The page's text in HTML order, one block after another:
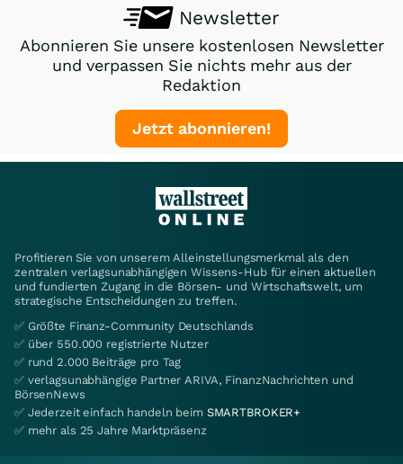
Newsletter
Abonnieren Sie unsere kostenlosen Newsletter
und verpassen Sie nichts mehr aus der
Redaktion
Jetzt abonnieren!
Profitieren Sie von unserem Alleinstellungsmerkmal als den
zentralen verlagsunabhängigen Wissens-Hub für einen aktuellen
und fundierten Zugang in die Börsen- und Wirtschaftswelt, um
strategische Entscheidungen zu treffen.
✅ Größte Finanz-Community Deutschlands
✅ über 550.000 registrierte Nutzer
✅ rund 2.000 Beiträge pro Tag
✅ verlagsunabhängige Partner ARIVA, FinanzNachrichten und
BörsenNews
✅ Jederzeit einfach handeln beim SMARTBROKER+
✅ mehr als 25 Jahre Marktpräsenz